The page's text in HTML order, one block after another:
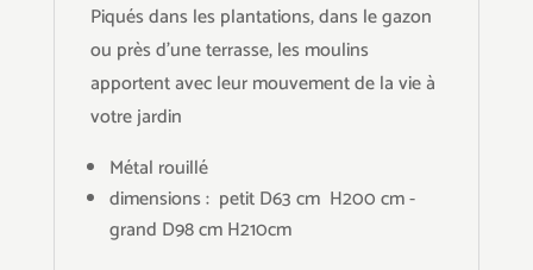
Piqués dans les plantations, dans le gazon
ou près d'une terrasse, les moulins
apportent avec leur mouvement de la vie à
votre jardin
Métal rouillé
dimensions : petit D63 cm H200 cm -
grand D98 cm H210cm